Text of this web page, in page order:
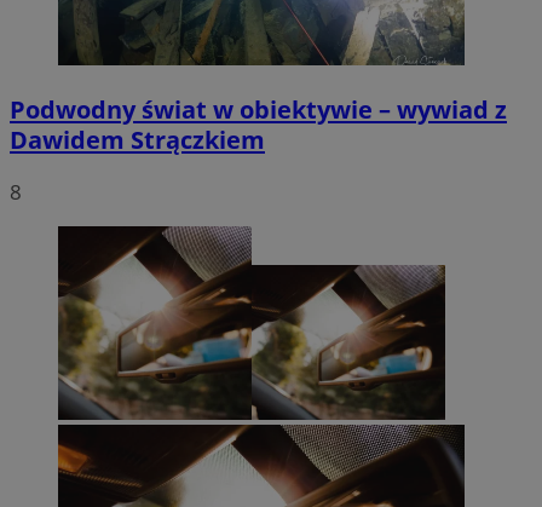
Podwodny świat w obiektywie – wywiad z
Dawidem Strączkiem
8